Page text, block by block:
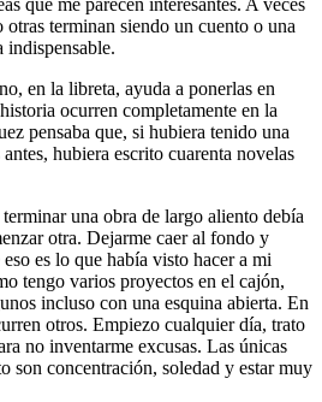
que me parecen interesantes. A veces
otras terminan siendo un cuento o una
indispensable.
en la libreta, ayuda a ponerlas en
ocurren completamente en la
pensaba que, si hubiera tenido una
hubiera escrito cuarenta novelas
una obra de largo aliento debía
otra. Dejarme caer al fondo y
es lo que había visto hacer a mi
tengo varios proyectos en el cajón,
incluso con una esquina abierta. En
otros. Empiezo cualquier día, trato
no inventarme excusas. Las únicas
son concentración, soledad y estar muy